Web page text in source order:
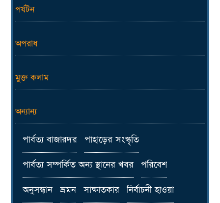
পর্যটন
অপরাধ
মুক্ত কলাম
অন্যান্য
পার্বত্য বাজারদর পাহাড়ের সংস্কৃতি
পার্বত্য সম্পর্কিত অন্য স্থানের খবর পরিবেশ
অনুসন্ধান ভ্রমন সাক্ষাতকার নির্বাচনী হাওয়া